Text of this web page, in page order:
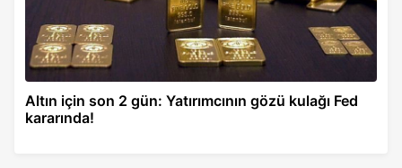
Altın için son 2 gün: Yatırımcının gözü kulağı Fed
kararında!